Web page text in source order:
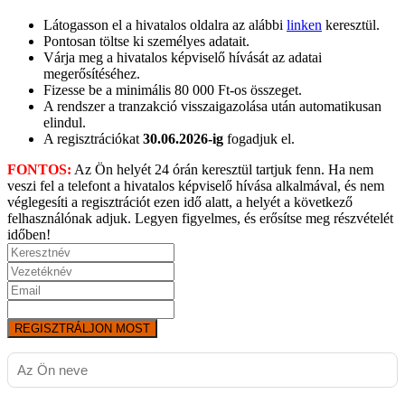
Látogasson el a hivatalos oldalra az alábbi linken keresztül.
Pontosan töltse ki személyes adatait.
Várja meg a hivatalos képviselő hívását az adatai
megerősítéséhez.
Fizesse be a minimális 80 000 Ft-os összeget.
A rendszer a tranzakció visszaigazolása után automatikusan
elindul.
A regisztrációkat 30.06.2026-ig fogadjuk el.
FONTOS: Az Ön helyét 24 órán keresztül tartjuk fenn. Ha nem
veszi fel a telefont a hivatalos képviselő hívása alkalmával, és nem
véglegesíti a regisztrációt ezen idő alatt, a helyét a következő
felhasználónak adjuk. Legyen figyelmes, és erősítse meg részvételét
időben!
REGISZTRÁLJON MOST